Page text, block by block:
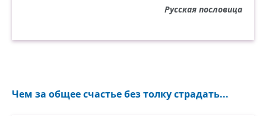
Русская пословица
Чем за общее счастье без толку страдать...